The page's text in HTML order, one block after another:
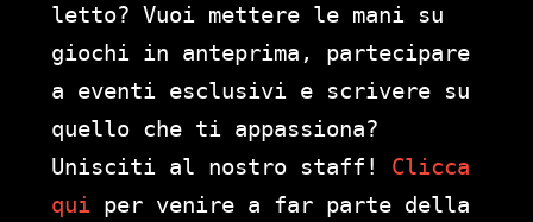
letto? Vuoi mettere le mani su
giochi in anteprima, partecipare
a eventi esclusivi e scrivere su
quello che ti appassiona?
Unisciti al nostro staff! Clicca
qui per venire a far parte della